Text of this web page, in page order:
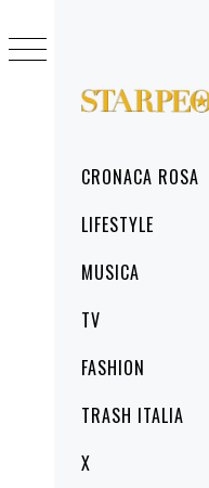
MenuCRONACA ROSA
LIFESTYLE
MUSICA
TV
FASHION
TRASH ITALIA
X
to
content